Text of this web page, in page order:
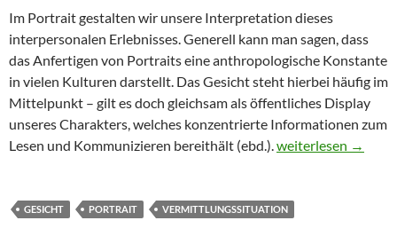
Im Portrait gestalten wir unsere Interpretation dieses
interpersonalen Erlebnisses. Generell kann man sagen, dass
das Anfertigen von Portraits eine anthropologische Konstante
in vielen Kulturen darstellt. Das Gesicht steht hierbei häufig im
Mittelpunkt – gilt es doch gleichsam als öffentliches Display
unseres Charakters, welches konzentrierte Informationen zum
Lesen und Kommunizieren bereithält (ebd.). PORTRAIT MAL
weiterlesen →
GESICHT PORTRAIT VERMITTLUNGSSITUATION